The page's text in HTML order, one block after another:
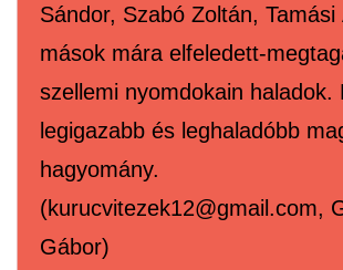
Sándor, Szabó Zoltán, Tamási
mások mára elfeledett-
szellemi nyomdokain haladok.
legigazabb és leghaladóbb
hagyomány.
(kurucvitezek12@gmail.com,
Gábor)